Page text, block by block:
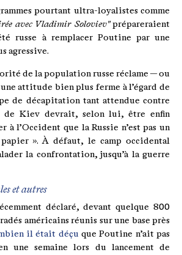
pourtant ultra-loyalistes comme
avec Vladimir Soloviev"prépareraient
russe à remplacer Poutine par une
agressive.
de la population russe réclame — ou
attitude bien plus ferme à l’égard de
de décapitation tant attendue contre
de Kiev devrait, selon lui, être enfin
à l’Occident que la Russie n’est pas un
». À défaut, le camp occidental
la confrontation, jusqu’à la guerre
et autres
déclaré, devant quelque 800
américains réunis sur une base près
il était déçu que Poutine n’ait pas
une semaine lors du lancement de